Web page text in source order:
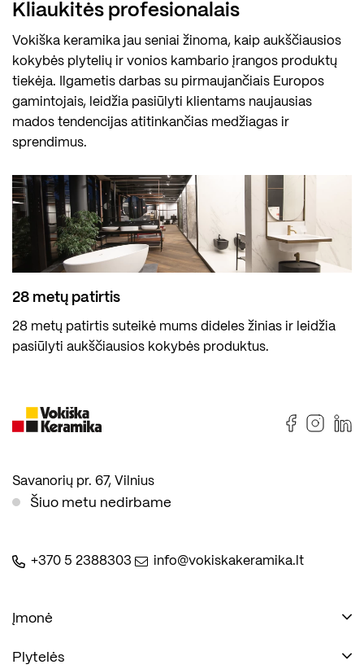
Kliaukitės profesionalais
Vokiška keramika jau seniai žinoma, kaip aukščiausios
kokybės plytelių ir vonios kambario įrangos produktų
tiekėja. Ilgametis darbas su pirmaujančiais Europos
gamintojais, leidžia pasiūlyti klientams naujausias
mados tendencijas atitinkančias medžiagas ir
sprendimus.
28 metų patirtis
28 metų patirtis suteikė mums dideles žinias ir leidžia
pasiūlyti aukščiausios kokybės produktus.
Savanorių pr. 67, Vilnius
Šiuo metu nedirbame
+370 5 2388303 info@vokiskakeramika.lt
Įmonė
Plytelės
Naudinga